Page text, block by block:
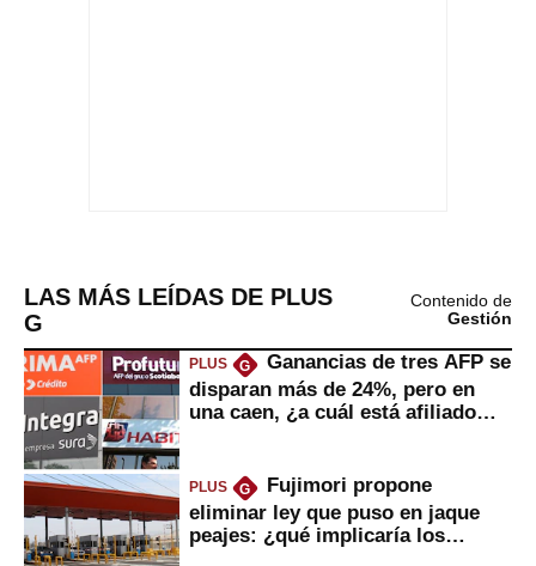
LAS MÁS LEÍDAS DE PLUS
G
Contenido de
Gestión
PLUS G
Ganancias de tres AFP se
disparan más de 24%, pero en
una caen, ¿a cuál está afiliado
PLUS G
Fujimori propone
eliminar ley que puso en jaque
peajes: ¿qué implicaría los